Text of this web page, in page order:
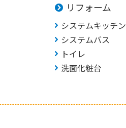
リフォーム
システムキッチン
システムバス
トイレ
洗面化粧台